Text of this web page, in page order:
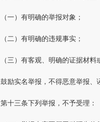
（一）有明确的举报对象；
（二）有明确的违规事实；
（三）有客观、明确的证据材料
鼓励实名举报，不得恶意举报、
第十三条下列举报，不予受理：